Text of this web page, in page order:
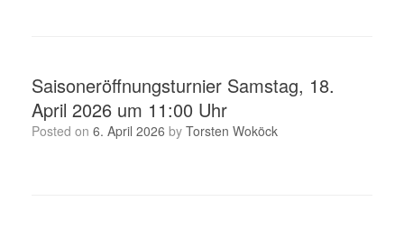
Saisoneröffnungsturnier Samstag, 18.
April 2026 um 11:00 Uhr
Posted on 6. April 2026 by Torsten Woköck